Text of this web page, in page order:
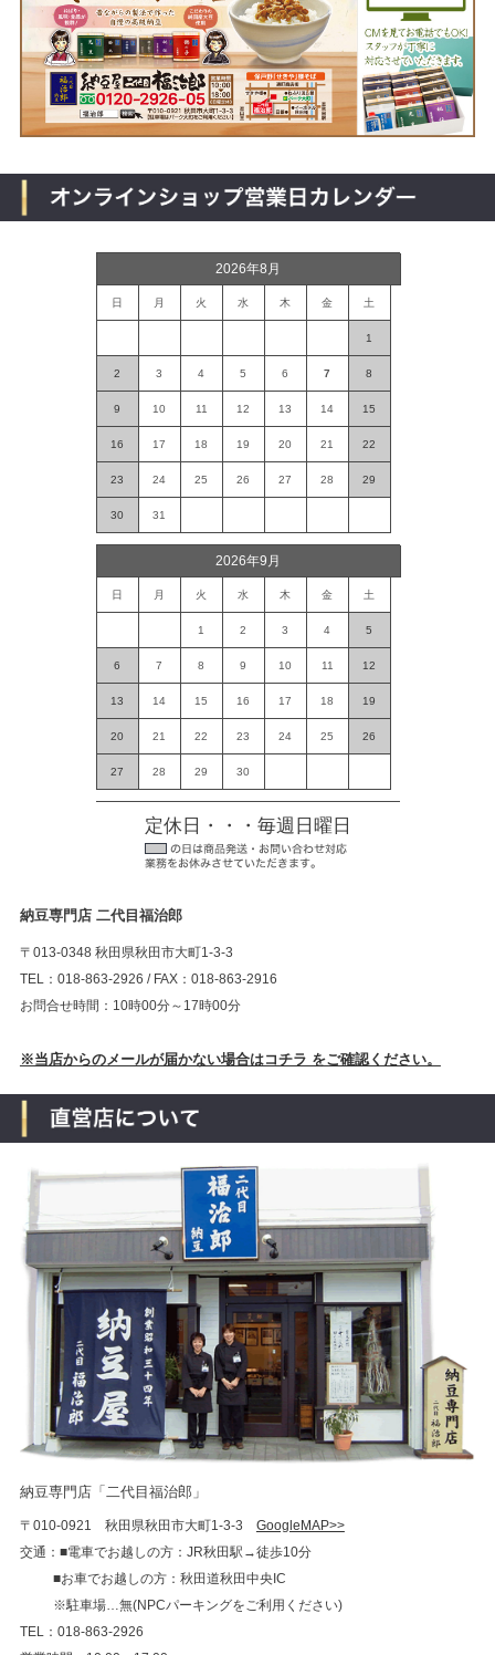
2026年8月
日 月 火 水 木 金 土
1
2 3 4 5 6 7 8
9 10 11 12 13 14 15
16 17 18 19 20 21 22
23 24 25 26 27 28 29
30 31
2026年9月
日 月 火 水 木 金 土
1 2 3 4 5
6 7 8 9 10 11 12
13 14 15 16 17 18 19
20 21 22 23 24 25 26
27 28 29 30
定休日・・・毎週日曜日
納豆専門店 二代目福治郎
〒013-0348 秋田県秋田市大町1-3-3
TEL：018-863-2926 / FAX：018-863-2916
お問合せ時間：10時00分～17時00分
※当店からのメールが届かない場合はコチラ をご確認ください。
納豆専門店「二代目福治郎」
〒010-0921 秋田県秋田市大町1-3-3 GoogleMAP>>
交通：■電車でお越しの方：JR秋田駅→徒歩10分
■お車でお越しの方：秋田道秋田中央IC
※駐車場…無(NPCパーキングをご利用ください)
TEL：018-863-2926